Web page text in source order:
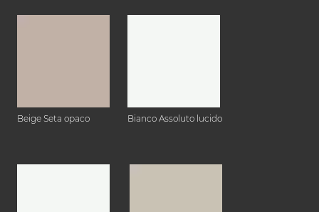
Beige Seta opaco Bianco Assoluto lucido